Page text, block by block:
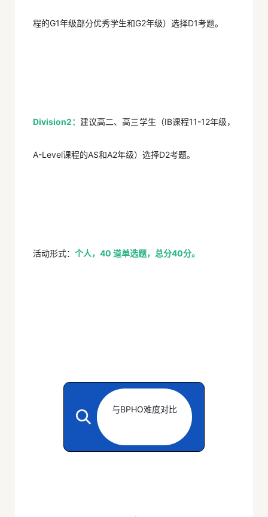
程的G1年级部分优秀学生和G2年级）选择D1考题。
Division2： 建议高二、高三学生（IB课程11-12年级，
A-Level课程的AS和A2年级）选择D2考题。
活动形式： 个人，40 道单选题，总分40分。
与BPHO难度对比